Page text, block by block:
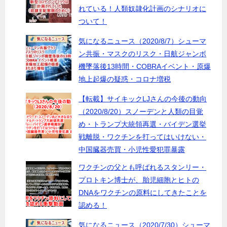
れている！人類奴隷化計画のシナリオに
ついて！
気になるニュース（2020/8/7）シューマ
ン共振・マスクのリスク・日航ジャンボ
機墜落後13時間・COBRAイベント・原爆
地上起爆の疑惑・コロナ増税
【転載】サイキックLJさんの今後の動向
（2020/8/20）スノーデンと人類の目覚
め・トランプ大統領再選・バイデン選挙
戦離脱・ワクチンを打ってはいけない・
中国臓器売買・小児性愛犯罪暴露
ワクチンの父とも呼ばれるスタンリー・
プロトキン博士が、胎児細胞とヒトの
DNAをワクチンの原料にしてきたことを
認める！
気になるニュース（2020/7/30）シューマ